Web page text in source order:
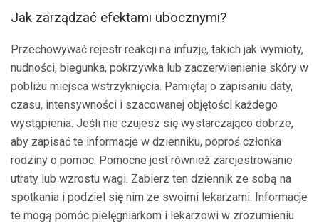
Jak zarządzać efektami ubocznymi?
Przechowywać rejestr reakcji na infuzję, takich jak wymioty,
nudności, biegunka, pokrzywka lub zaczerwienienie skóry w
pobliżu miejsca wstrzyknięcia. Pamiętaj o zapisaniu daty,
czasu, intensywności i szacowanej objętości każdego
wystąpienia. Jeśli nie czujesz się wystarczająco dobrze,
aby zapisać te informacje w dzienniku, poproś członka
rodziny o pomoc. Pomocne jest również zarejestrowanie
utraty lub wzrostu wagi. Zabierz ten dziennik ze sobą na
spotkania i podziel się nim ze swoimi lekarzami. Informacje
te mogą pomóc pielęgniarkom i lekarzowi w zrozumieniu